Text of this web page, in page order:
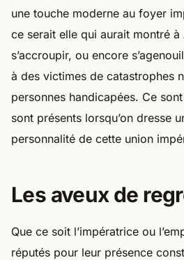
une touche moderne au foyer
ce serait elle qui aurait montré
s’accroupir, ou encore
à des victimes de catastrophes
personnes handicapées. Ce
sont présents lorsqu’on dresse
personnalité de cette union
Les aveux de
Que ce soit l’impératrice ou
réputés pour leur présence